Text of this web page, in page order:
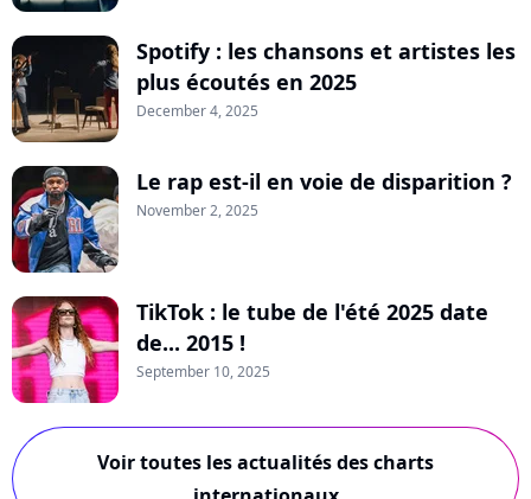
Spotify : les chansons et artistes les
plus écoutés en 2025
December 4, 2025
Le rap est-il en voie de disparition ?
November 2, 2025
TikTok : le tube de l'été 2025 date
de... 2015 !
September 10, 2025
Voir toutes les actualités des charts